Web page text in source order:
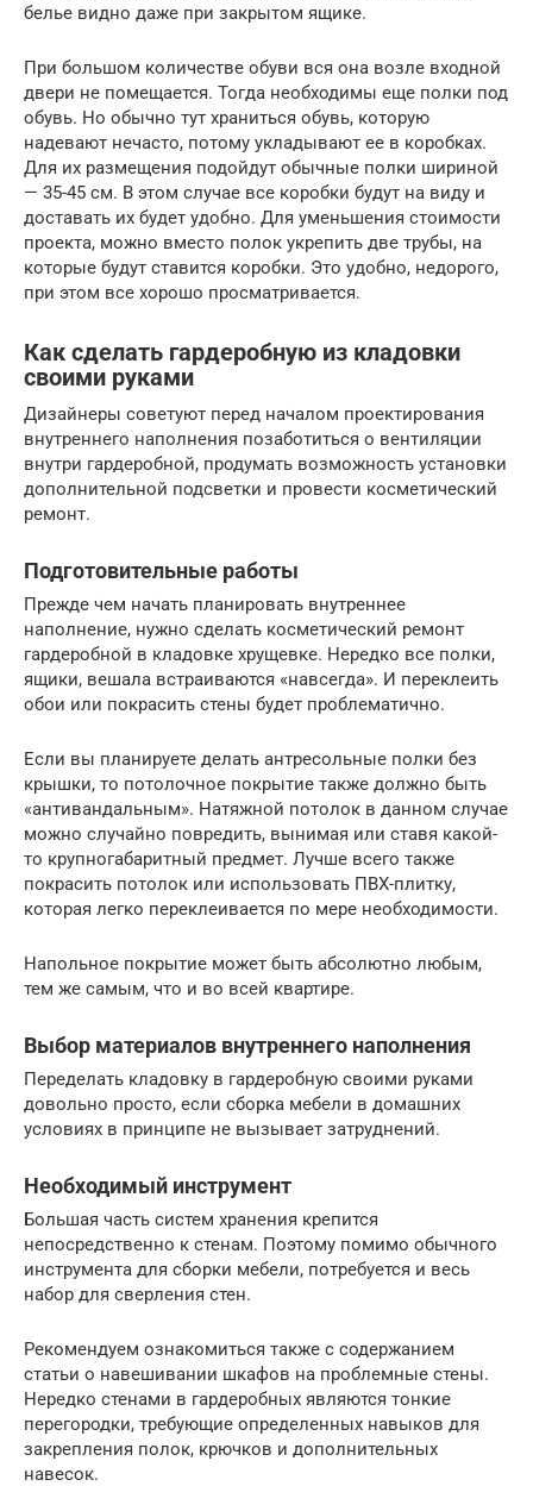
белье видно даже при закрытом ящике.
При большом количестве обуви вся она возле входной
двери не помещается. Тогда необходимы еще полки под
обувь. Но обычно тут храниться обувь, которую
надевают нечасто, потому укладывают ее в коробках.
Для их размещения подойдут обычные полки шириной
— 35-45 см. В этом случае все коробки будут на виду и
доставать их будет удобно. Для уменьшения стоимости
проекта, можно вместо полок укрепить две трубы, на
которые будут ставится коробки. Это удобно, недорого,
при этом все хорошо просматривается.
Как сделать гардеробную из кладовки
своими руками
Дизайнеры советуют перед началом проектирования
внутреннего наполнения позаботиться о вентиляции
внутри гардеробной, продумать возможность установки
дополнительной подсветки и провести косметический
ремонт.
Подготовительные работы
Прежде чем начать планировать внутреннее
наполнение, нужно сделать косметический ремонт
гардеробной в кладовке хрущевке. Нередко все полки,
ящики, вешала встраиваются «навсегда». И переклеить
обои или покрасить стены будет проблематично.
Если вы планируете делать антресольные полки без
крышки, то потолочное покрытие также должно быть
«антивандальным». Натяжной потолок в данном случае
можно случайно повредить, вынимая или ставя какой-
то крупногабаритный предмет. Лучше всего также
покрасить потолок или использовать ПВХ-плитку,
которая легко переклеивается по мере необходимости.
Напольное покрытие может быть абсолютно любым,
тем же самым, что и во всей квартире.
Выбор материалов внутреннего наполнения
Переделать кладовку в гардеробную своими руками
довольно просто, если сборка мебели в домашних
условиях в принципе не вызывает затруднений.
Необходимый инструмент
Большая часть систем хранения крепится
непосредственно к стенам. Поэтому помимо обычного
инструмента для сборки мебели, потребуется и весь
набор для сверления стен.
Рекомендуем ознакомиться также с содержанием
статьи о навешивании шкафов на проблемные стены.
Нередко стенами в гардеробных являются тонкие
перегородки, требующие определенных навыков для
закрепления полок, крючков и дополнительных
навесок.